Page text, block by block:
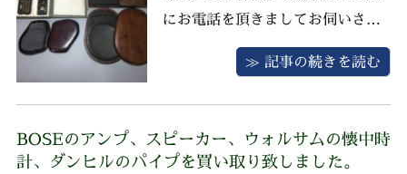
にお電話を頂きましてお伺いさせ
ていただきました。 お品物は中国
の硯、墨、筆、ヘネシーのブラン
つくられたお品物でしたが、栄楽
≫ 記事の続きを読む
BOSEのアンプ、スピーカー、ウォルサムの懐中時
計、ダンヒルのパイプを買い取り致しました。